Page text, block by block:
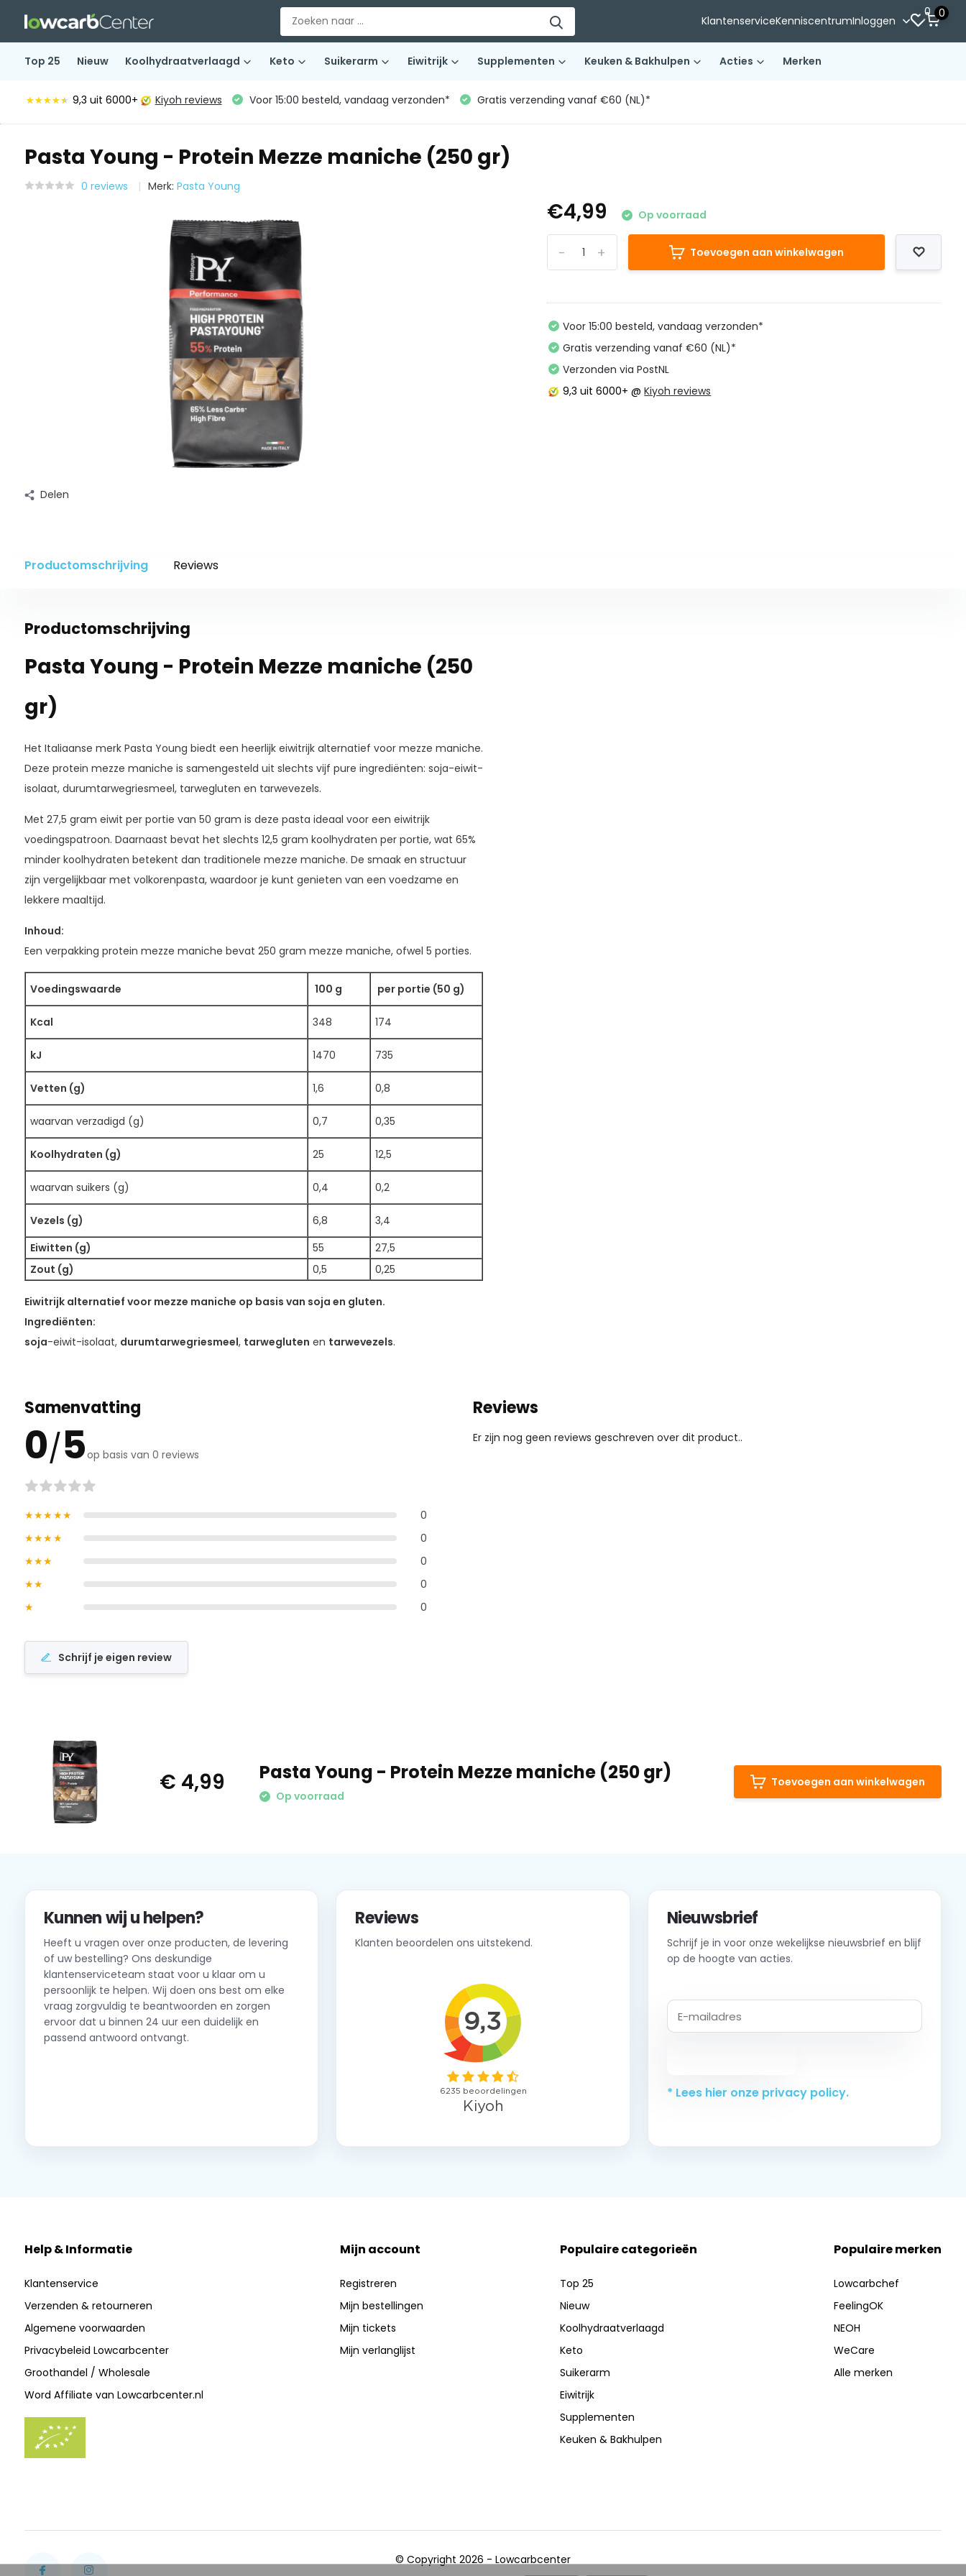
KlantenserviceKenniscentrumInloggen
0 0
Top 25 Nieuw Koolhydraatverlaagd Keto Suikerarm Eiwitrijk Supplementen Keuken & Bakhulpen Acties Merken
★★★★★
★★★★★ 9,3 uit 6000+ Kiyoh reviews Voor 15:00 besteld, vandaag verzonden* Gratis verzending vanaf €60 (NL)*
Pasta Young - Protein Mezze maniche (250 gr)
0 reviews Merk: Pasta Young
Delen
€4,99 Op voorraad
+
- Toevoegen aan winkelwagen
Voor 15:00 besteld, vandaag verzonden*
Gratis verzending vanaf €60 (NL)*
Verzonden via PostNL
9,3 uit 6000+ @Kiyoh reviews
Productomschrijving Reviews
Productomschrijving
Pasta Young - Protein Mezze maniche (250
gr)
Het Italiaanse merk Pasta Young biedt een heerlijk eiwitrijk alternatief voor mezze maniche.
Deze protein mezze maniche is samengesteld uit slechts vijf pure ingrediënten: soja-eiwit-
isolaat, durumtarwegriesmeel, tarwegluten en tarwevezels.
Met 27,5 gram eiwit per portie van 50 gram is deze pasta ideaal voor een eiwitrijk
voedingspatroon. Daarnaast bevat het slechts 12,5 gram koolhydraten per portie, wat 65%
minder koolhydraten betekent dan traditionele mezze maniche. De smaak en structuur
zijn vergelijkbaar met volkorenpasta, waardoor je kunt genieten van een voedzame en
lekkere maaltijd.
Inhoud:
Een verpakking protein mezze maniche bevat 250 gram mezze maniche, ofwel 5 porties.
Voedingswaarde 100 g per portie (50 g)
Kcal 348 174
kJ 1470 735
Vetten (g) 1,6 0,8
waarvan verzadigd (g) 0,7 0,35
Koolhydraten (g) 25 12,5
waarvan suikers (g) 0,4 0,2
Vezels (g) 6,8
3,4
Eiwitten (g)
55
27,5
Zout (g)
0,5 0,25
Eiwitrijk alternatief voor mezze maniche op basis van soja en gluten.
Ingrediënten:
soja-eiwit-isolaat, durumtarwegriesmeel, tarwegluten en tarwevezels.
Samenvatting
0/5op basis van 0 reviews
★★★★★
0
★★★★
0
★★★
0
★★
0
★
0
Schrijf je eigen review
Reviews
Er zijn nog geen reviews geschreven over dit product..
€ 4,99 Pasta Young - Protein Mezze maniche (250 gr)
Op voorraad
Toevoegen aan winkelwagen
Kunnen wij u helpen?
Heeft u vragen over onze producten, de levering
of uw bestelling? Ons deskundige
klantenserviceteam staat voor u klaar om u
persoonlijk te helpen. Wij doen ons best om elke
vraag zorgvuldig te beantwoorden en zorgen
ervoor dat u binnen 24 uur een duidelijk en
passend antwoord ontvangt.
Reviews
Klanten beoordelen ons uitstekend.
Nieuwsbrief
Schrijf je in voor onze wekelijkse nieuwsbrief en blijf
op de hoogte van acties.
* Lees hier onze privacy policy.
Help & Informatie
Klantenservice
Verzenden & retourneren
Algemene voorwaarden
Privacybeleid Lowcarbcenter
Groothandel / Wholesale
Word Affiliate van Lowcarbcenter.nl
Mijn account
Registreren
Mijn bestellingen
Mijn tickets
Mijn verlanglijst
Populaire categorieën
Top 25
Nieuw
Koolhydraatverlaagd
Keto
Suikerarm
Eiwitrijk
Supplementen
Keuken & Bakhulpen
Populaire merken
Lowcarbchef
FeelingOK
NEOH
WeCare
Alle merken
© Copyright 2026 - Lowcarbcenter